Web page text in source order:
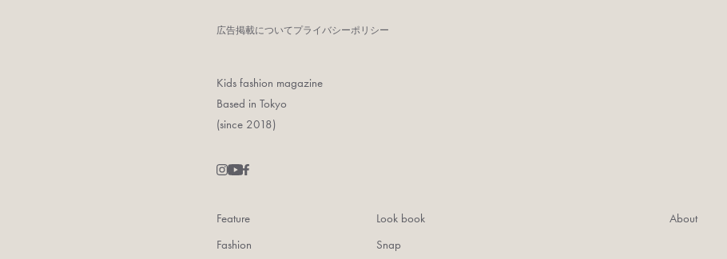
広告掲載についてプライバシーポリシー
Kids fashion magazine
Based in Tokyo
(since 2018)
Feature
Fashion
Look book
Snap
About